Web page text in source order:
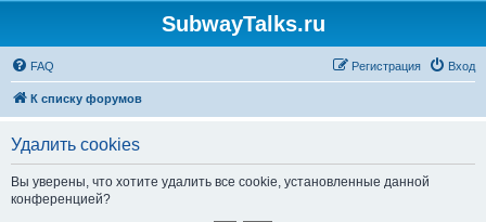
SubwayTalks.ru
FAQ Вход
Регистрация
К списку форумов
Удалить cookies
Вы уверены, что хотите удалить все cookie, установленные данной
конференцией?